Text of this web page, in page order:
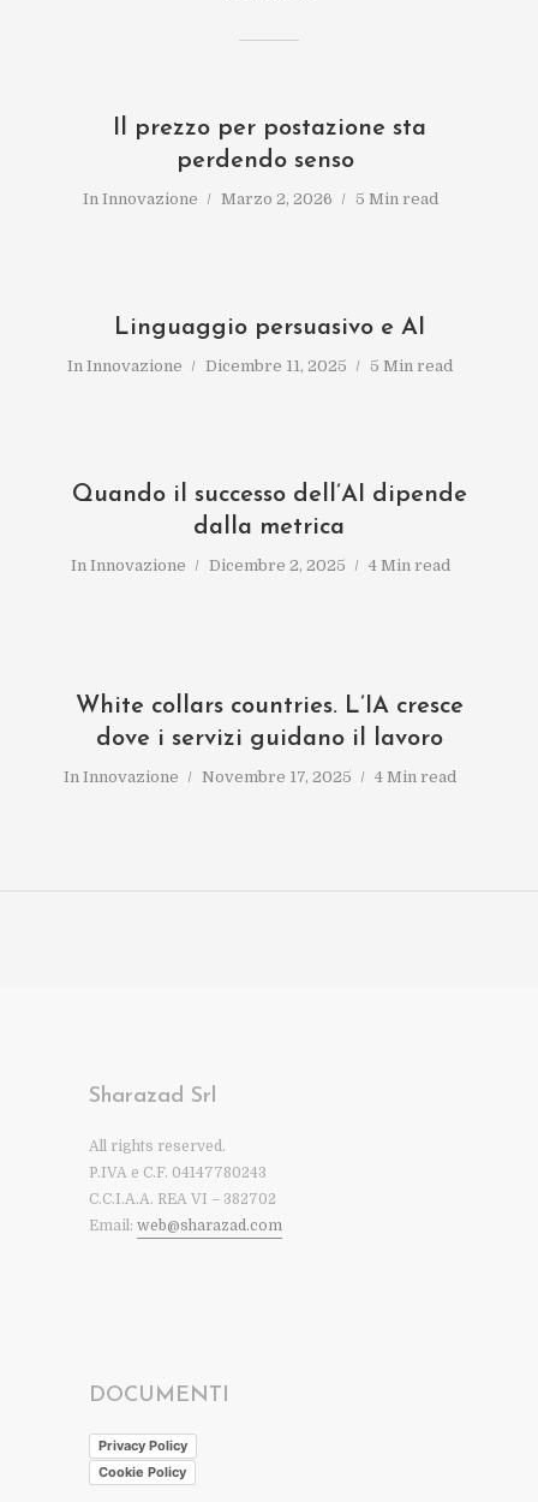
Il prezzo per postazione sta
perdendo senso
In Innovazione Marzo 2, 2026 5 Min read
Linguaggio persuasivo e AI
In Innovazione Dicembre 11, 2025 5 Min read
Quando il successo dell’AI dipende
dalla metrica
In Innovazione Dicembre 2, 2025 4 Min read
White collars countries. L’IA cresce
dove i servizi guidano il lavoro
In Innovazione Novembre 17, 2025 4 Min read
Sharazad Srl
All rights reserved.
P.IVA e C.F. 04147780243
C.C.I.A.A. REA VI – 382702
Email: web@sharazad.com
DOCUMENTI
Privacy Policy
Cookie Policy